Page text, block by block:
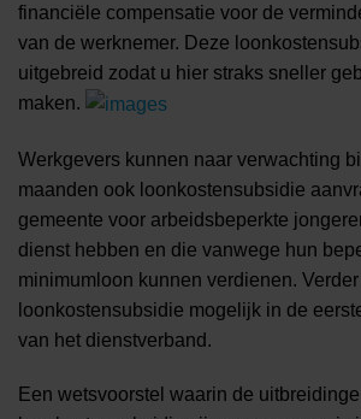
financiële compensatie voor de
van de werknemer. Deze
uitgebreid zodat u hier straks sneller
maken.
Werkgevers kunnen naar verwachting
maanden ook loonkostensubsidie
gemeente voor arbeidsbeperkte
dienst hebben en die vanwege hun
minimumloon kunnen verdienen.
loonkostensubsidie mogelijk in de
van het dienstverband.
Een wetsvoorstel waarin de